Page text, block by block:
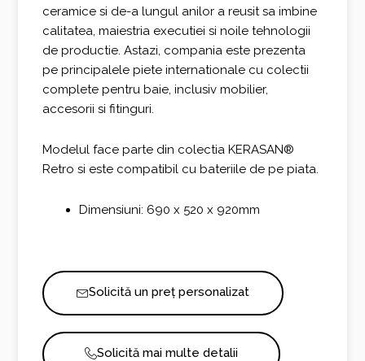
ceramice si de-a lungul anilor a reusit sa imbine
calitatea, maiestria executiei si noile tehnologii
de productie. Astazi, compania este prezenta
pe principalele piete internationale cu colectii
complete pentru baie, inclusiv mobilier,
accesorii si fitinguri.
Modelul face parte din colectia KERASAN®
Retro si este compatibil cu bateriile de pe piata.
Dimensiuni: 690 x 520 x 920mm
Solicită un preț personalizat
Solicită mai multe detalii